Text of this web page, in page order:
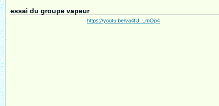
essai du groupe vapeur
https://youtu.be/va4fU_LmOp4